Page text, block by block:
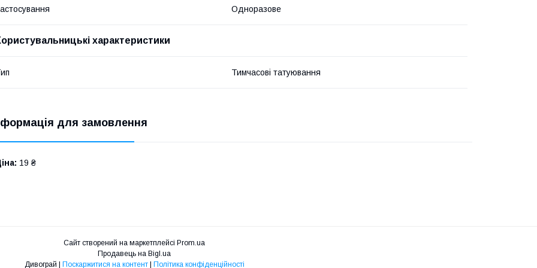
Одноразове
характеристики
Тимчасові татуювання
для замовлення
19 ₴
Сайт створений на маркетплейсі Prom.ua
Продавець на Bigl.ua
Дивограй | Поскаржитися на контент | Політика конфіденційності